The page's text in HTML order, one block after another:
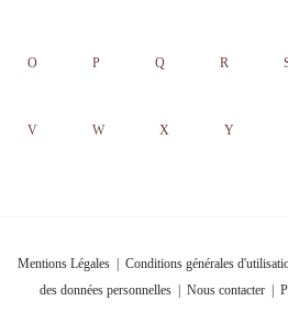
O P Q R
V W X Y
Mentions Légales Conditions générales
des données personnelles| Nous contacter|